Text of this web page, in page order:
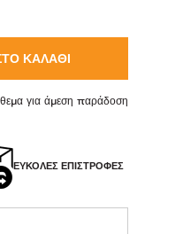
ΚΑΛΆΘΙ
για άμεση παράδοση
ΕΎΚΟΛΕΣ ΕΠΙΣΤΡΟΦΈΣ